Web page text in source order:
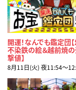
開運！なんでも鑑定団
不染鉄の絵＆越前焼
撃値】
8月11日(火) 夜11:54〜